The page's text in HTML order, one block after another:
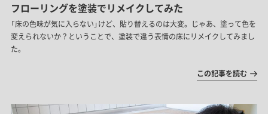
フローリングを塗装でリメイクしてみた
「床の色味が気に入らない」けど、貼り替えるのは大変。じゃあ、塗って色を
変えられないか？ということで、塗装で違う表情の床にリメイクしてみまし
た。
この記事を読む